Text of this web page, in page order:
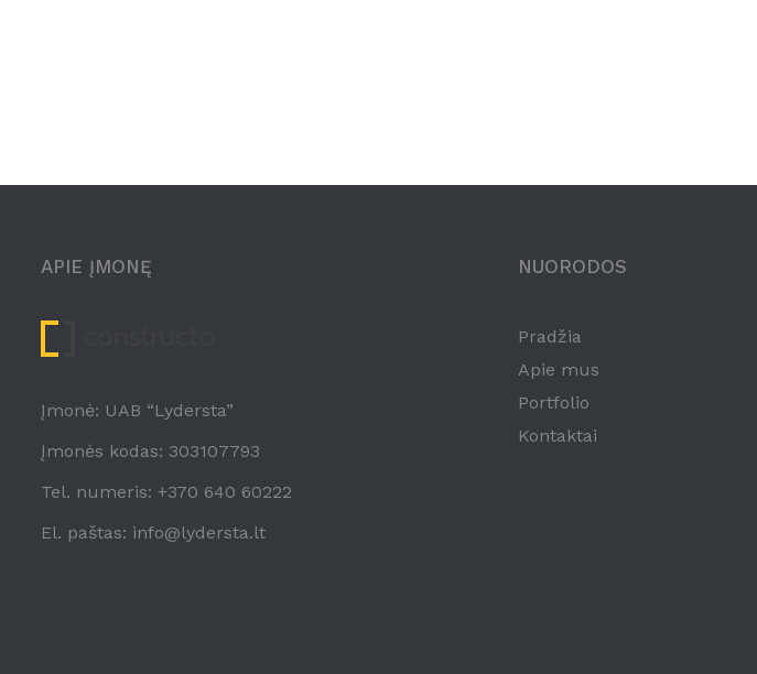
APIE ĮMONĘ
Įmonė: UAB “Lydersta”
Įmonės kodas: 303107793
Tel. numeris: +370 640 60222
El. paštas: info@lydersta.lt
NUORODOS
Pradžia
Apie mus
Portfolio
Kontaktai